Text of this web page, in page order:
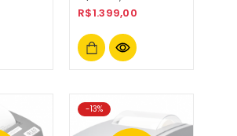
Electronics
R$1.399,00
-13%